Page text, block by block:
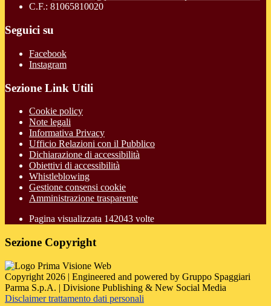
C.F.: 81065810020
Seguici su
Facebook
Instagram
Sezione Link Utili
Cookie policy
Note legali
Informativa Privacy
Ufficio Relazioni con il Pubblico
Dichiarazione di accessibilità
Obiettivi di accessibilità
Whistleblowing
Gestione consensi cookie
Amministrazione trasparente
Pagina visualizzata 142043 volte
Sezione Copyright
Copyright 2026 | Engineered and powered by Gruppo Spaggiari
Parma S.p.A. | Divisione Publishing & New Social Media
Disclaimer trattamento dati personali